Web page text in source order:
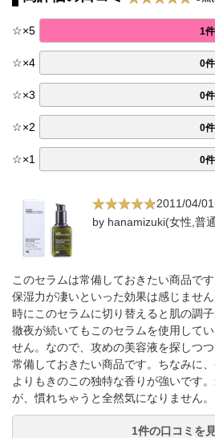
☆×5 1件
☆×4 0件
☆×3 0件
☆×2 0件
☆×1 0件
2011/04/01
by hanamizuki(女性,普
このセラムは常備しておきたい商品で
保湿力が凄いといった効果は感じませ
時にこのセラムに切り替えると肌の調
徹夜が続いてもこのセラムを使用して
せん。なので、攻めの美容液を探しつ
常備しておきたい商品です。ちなみに
よりもきのこの独特な香りが強いです
が、慣れちゃうと全然気になりません。
1件の口コミを